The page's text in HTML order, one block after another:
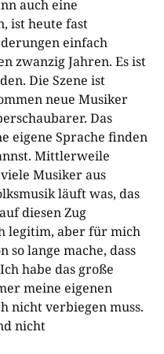
auch eine
ist heute fast
einfach
zwanzig Jahren. Es ist
Die Szene ist
neue Musiker
Das
eigene Sprache finden
Mittlerweile
Musiker aus
läuft was, das
diesen Zug
legitim, aber für mich
so lange mache, dass
habe das große
meine eigenen
nicht verbiegen muss.
nicht